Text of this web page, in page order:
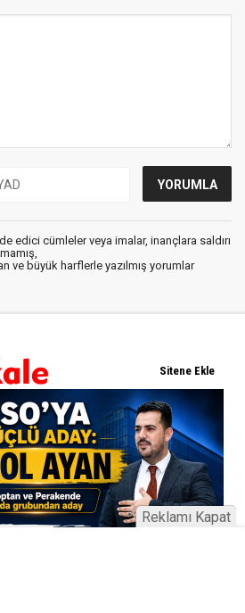
edici cümleler veya imalar, inançlara saldırı
ve büyük harflerle yazılmış yorumlar
Reklamı Kapat